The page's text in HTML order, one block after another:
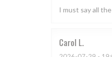
I must say all
Carol L